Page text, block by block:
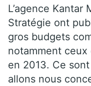
L’agence Kantar
Stratégie ont
gros budgets
notamment
en 2013. Ce
allons nous